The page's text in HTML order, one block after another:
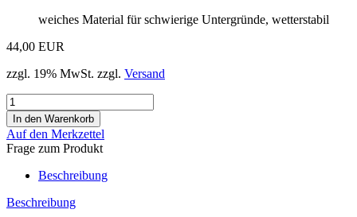
weiches Material für schwierige Untergründe, wetterstabil
44,00 EUR
zzgl. 19% MwSt. zzgl. Versand
Auf den Merkzettel
Frage zum Produkt
Beschreibung
Beschreibung